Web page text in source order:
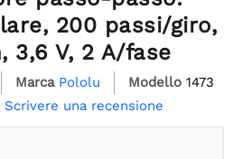
200 passi/giro,
3,6 V, 2 A/fase
Marca Pololu Modello 1473
Scrivere una recensione